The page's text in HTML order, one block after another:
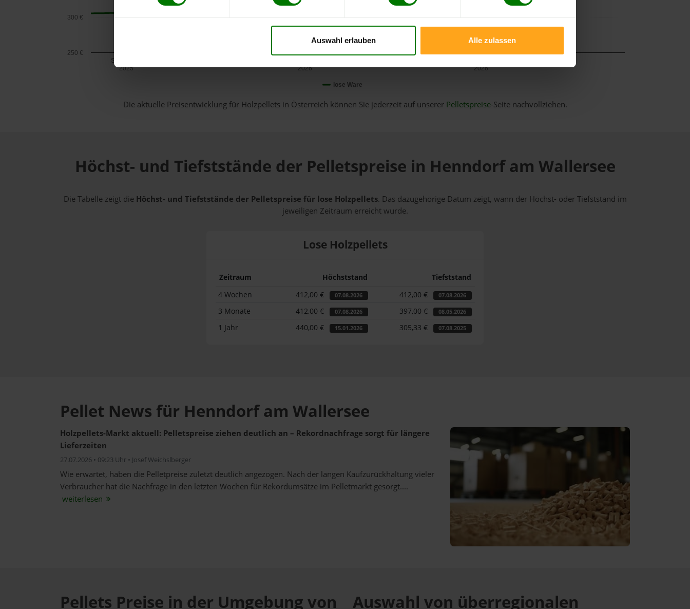
Auswahl erlauben Alle zulassen
lose Ware
September
2025
2026
2026
300 €
250 €
Die aktuelle Preisentwicklung für Holzpellets in Österreich können Sie jederzeit auf unserer Pelletspreise-Seite nachvollziehen.
Höchst- und Tiefststände der Pelletspreise in Henndorf am Wallersee
Die Tabelle zeigt die Höchst- und Tiefststände der Pelletspreise für lose Holzpellets. Das dazugehörige Datum zeigt, wann der Höchst- oder Tiefststand im
jeweiligen Zeitraum erreicht wurde.
Lose Holzpellets
Zeitraum Höchststand
Tiefststand
4 Wochen
412,00 € 07.08.2026 412,00 € 07.08.2026
3 Monate 412,00 € 07.08.2026 397,00 € 08.05.2026
1 Jahr 440,00 € 15.01.2026 305,33 € 07.08.2025
Pellet News für Henndorf am Wallersee
Holzpellets-Markt aktuell: Pelletspreise ziehen deutlich an – Rekordnachfrage sorgt für längere
Lieferzeiten
27.07.2026 • 09:23 Uhr • Josef Weichslberger
Wie erwartet, haben die Pelletpreise zuletzt deutlich angezogen. Nach der langen Kaufzurückhaltung vieler
Verbraucher hat die Nachfrage in den letzten Wochen für Rekordumsätze im Pelletmarkt gesorgt....
weiterlesen
Pellets Preise in der Umgebung von Auswahl von überregionalen